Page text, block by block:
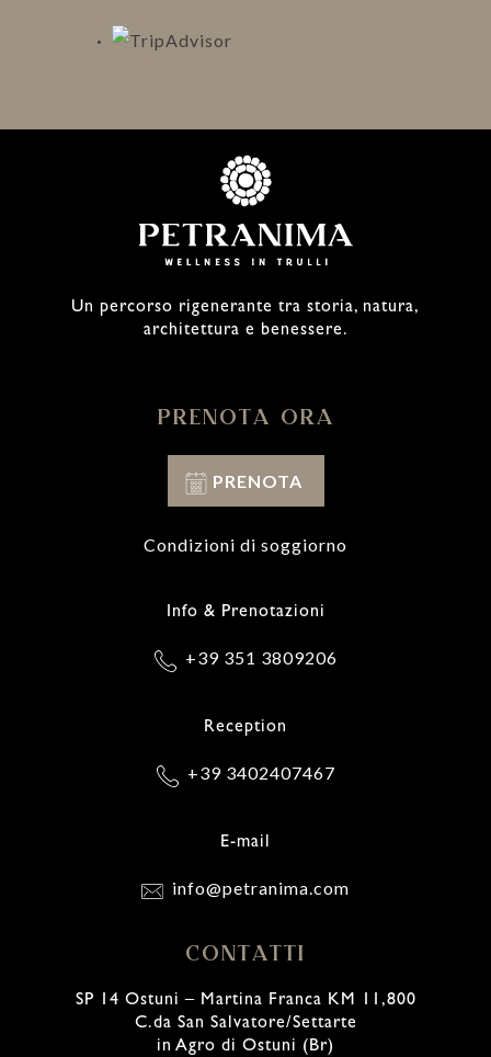
Un percorso rigenerante tra storia, natura,
architettura e benessere.
PRENOTA ORA
PRENOTA
Condizioni di soggiorno
Info & Prenotazioni
+39 351 3809206
Reception
+39 3402407467
E-mail
info@petranima.com
CONTATTI
SP 14 Ostuni – Martina Franca KM 11,800
C.da San Salvatore/Settarte
in Agro di Ostuni (Br)